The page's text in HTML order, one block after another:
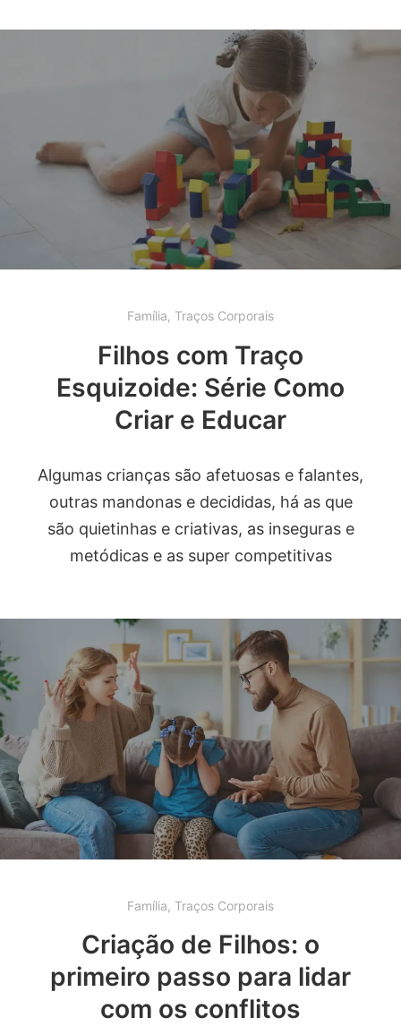
Família, Traços Corporais
Filhos com Traço
Esquizoide: Série Como
Criar e Educar
Algumas crianças são afetuosas e falantes,
outras mandonas e decididas, há as que
são quietinhas e criativas, as inseguras e
metódicas e as super competitivas
Família, Traços Corporais
Criação de Filhos: o
primeiro passo para lidar
com os conflitos